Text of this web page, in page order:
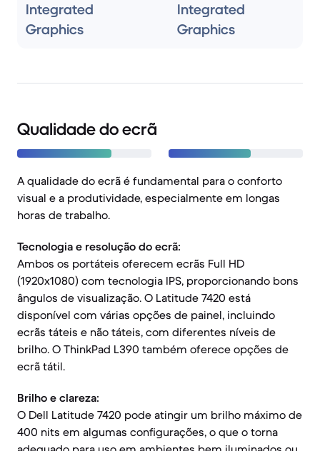
Integrated
Graphics
Integrated
Graphics
Qualidade do ecrã
A qualidade do ecrã é fundamental para o conforto
visual e a produtividade, especialmente em longas
horas de trabalho.
Tecnologia e resolução do ecrã:
Ambos os portáteis oferecem ecrãs Full HD
(1920x1080) com tecnologia IPS, proporcionando bons
ângulos de visualização. O Latitude 7420 está
disponível com várias opções de painel, incluindo
ecrãs táteis e não táteis, com diferentes níveis de
brilho. O ThinkPad L390 também oferece opções de
ecrã tátil.
Brilho e clareza:
O Dell Latitude 7420 pode atingir um brilho máximo de
400 nits em algumas configurações, o que o torna